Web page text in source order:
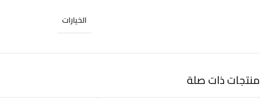
الخيارات
منتجات ذات صلة